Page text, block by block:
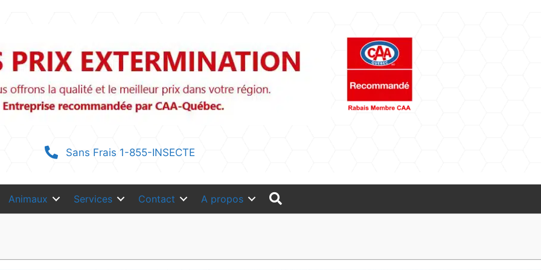
Sans Frais 1-855-INSECTE
Animaux Services Contact A propos